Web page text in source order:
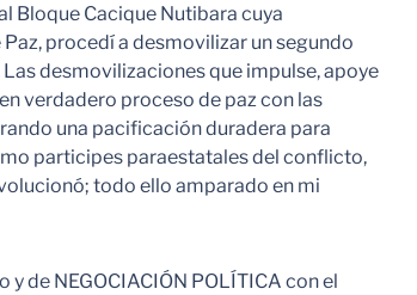
Bloque Cacique Nutibara cuya
procedí a desmovilizar un segundo
desmovilizaciones que impulse, apoye
verdadero proceso de paz con las
una pacificación duradera para
participes paraestatales del conflicto,
todo ello amparado en mi
de NEGOCIACIÓN POLÍTICA con el